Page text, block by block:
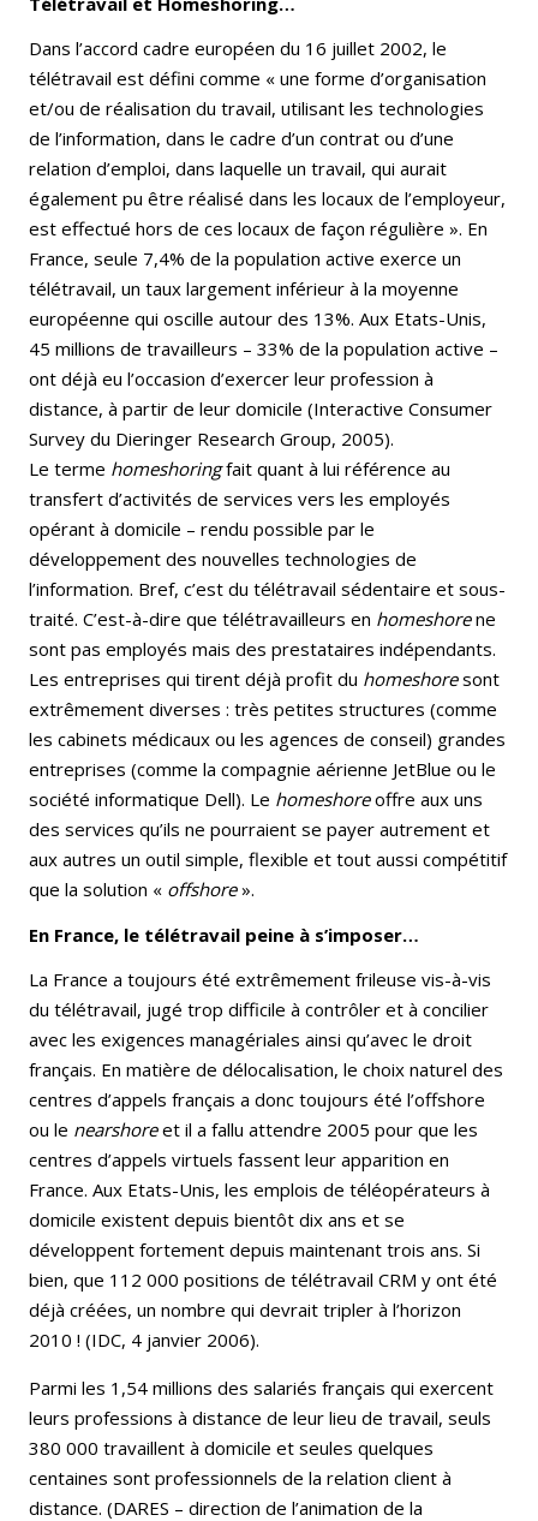
Dans l’accord cadre européen du 16 juillet 2002, le
télétravail est défini comme « une forme d’organisation
et/ou de réalisation du travail, utilisant les technologies
de l’information, dans le cadre d’un contrat ou d’une
relation d’emploi, dans laquelle un travail, qui aurait
également pu être réalisé dans les locaux de l’employeur,
est effectué hors de ces locaux de façon régulière ». En
France, seule 7,4% de la population active exerce un
télétravail, un taux largement inférieur à la moyenne
européenne qui oscille autour des 13%. Aux Etats-Unis,
45 millions de travailleurs – 33% de la population active –
ont déjà eu l’occasion d’exercer leur profession à
distance, à partir de leur domicile (Interactive Consumer
Survey du Dieringer Research Group, 2005).
Le terme homeshoringfait quant à lui référence au
transfert d’activités de services vers les employés
opérant à domicile – rendu possible par le
développement des nouvelles technologies de
l’information. Bref, c’est du télétravail sédentaire et sous-
traité. C’est-à-dire que télétravailleurs en homeshorene
sont pas employés mais des prestataires indépendants.
Les entreprises qui tirent déjà profit du homeshoresont
extrêmement diverses : très petites structures (comme
les cabinets médicaux ou les agences de conseil) grandes
entreprises (comme la compagnie aérienne JetBlue ou le
société informatique Dell). Le homeshoreoffre aux uns
des services qu’ils ne pourraient se payer autrement et
aux autres un outil simple, flexible et tout aussi compétitif
que la solution « offshore».
En France, le télétravail peine à s’imposer…
La France a toujours été extrêmement frileuse vis-à-vis
du télétravail, jugé trop difficile à contrôler et à concilier
avec les exigences managériales ainsi qu’avec le droit
français. En matière de délocalisation, le choix naturel des
centres d’appels français a donc toujours été l’offshore
ou le nearshoreet il a fallu attendre 2005 pour que les
centres d’appels virtuels fassent leur apparition en
France. Aux Etats-Unis, les emplois de téléopérateurs à
domicile existent depuis bientôt dix ans et se
développent fortement depuis maintenant trois ans. Si
bien, que 112 000 positions de télétravail CRM y ont été
déjà créées, un nombre qui devrait tripler à l’horizon
2010 ! (IDC, 4 janvier 2006).
Parmi les 1,54 millions des salariés français qui exercent
leurs professions à distance de leur lieu de travail, seuls
380 000 travaillent à domicile et seules quelques
centaines sont professionnels de la relation client à
distance. (DARES – direction de l’animation de la